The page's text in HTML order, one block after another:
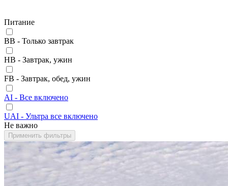
Питание
BB - Только завтрак
HB - Завтрак, ужин
FB - Завтрак, обед, ужин
AI - Все включено
UAI - Ультра все включено
Не важно
Применить фильтры